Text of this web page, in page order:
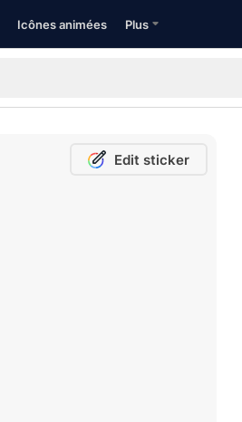
Icônes animées Plus
Edit sticker